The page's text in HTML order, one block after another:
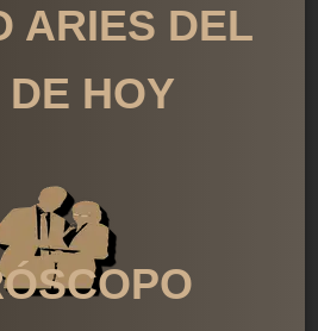
ARIES DEL
DE HOY